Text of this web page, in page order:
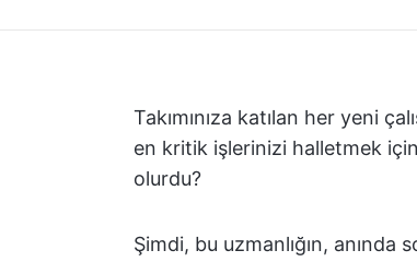
Takımınıza katılan her yeni
en kritik işlerinizi halletmek
olurdu?
Şimdi, bu uzmanlığın,